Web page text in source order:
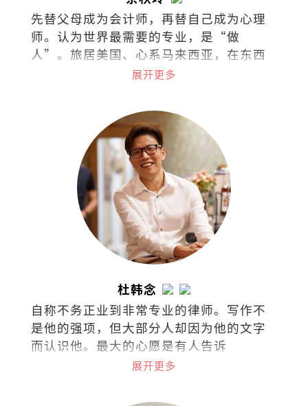
先替父母成为会计师，再替自己成为心理
师。认为世界最需要的专业，是“做
人”。旅居美国、心系马来西亚，在东西
文化间拉扯。试着把拉扯化成视野，把矛
展开更多
杜韩念
自称不务正业到非常专业的律师。写作不
是他的强项，但大部分人却因为他的文字
而认识他。最大的心愿是有人告诉
他：“我是因为你的文章而爱上阅读
展开更多